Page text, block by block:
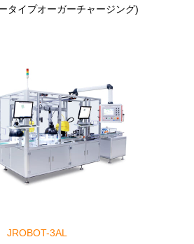
タイプオーガーチャージング)
JROBOT-3AL